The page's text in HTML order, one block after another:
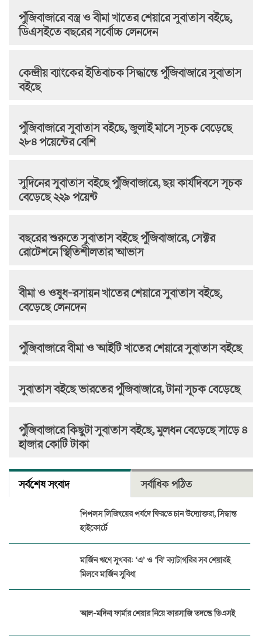
পুঁজিবাজারে বস্ত্র ও বীমা খাতের শেয়ারে সুবাতাস বইছে,
ডিএসইতে বছরের সর্বোচ্চ লেনদেন
কেন্দ্রীয় ব্যাংকের ইতিবাচক সিদ্ধান্তে পুঁজিবাজারে সুবাতাস
বইছে
পুঁজিবাজারে সুবাতাস বইছে, জুলাই মাসে সূচক বেড়েছে
২৮৪ পয়েন্টের বেশি
সুদিনের সুবাতাস বইছে পুঁজিবাজারে, ছয় কার্যদিবসে সূচক
বেড়েছে ২২৯ পয়েন্ট
বছরের শুরুতে সুবাতাস বইছে পুঁজিবাজারে, সেক্টর
রোটেশনে স্থিতিশীলতার আভাস
বীমা ও ওষুধ-রসায়ন খাতের শেয়ারে সুবাতাস বইছে,
বেড়েছে লেনদেন
পুঁজিবাজারে বীমা ও আইটি খাতের শেয়ারে সুবাতাস বইছে
সুবাতাস বইছে ভারতের পুঁজিবাজারে, টানা সূচক বেড়েছে
পুঁজিবাজারে কিছুটা সুবাতাস বইছে, মুলধন বেড়েছে সাড়ে ৪
হাজার কোটি টাকা
সর্বশেষ সংবাদ সর্বাধিক পঠিত
পিপলস লিজিংয়ের পর্ষদে ফিরতে চান উদ্যোক্তরা, সিদ্ধান্ত
হাইকোর্টে
মার্জিন ঋণে সুখবর: ‘এ’ ও ‘বি’ ক্যাটাগরির সব শেয়ারই
মিলবে মার্জিন সুবিধা
আল-মদিনা ফার্মার শেয়ার নিয়ে কারসাজি তদন্তে ডিএসই